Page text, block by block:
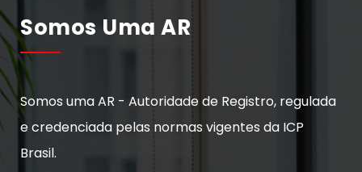
Somos Uma AR
Somos uma AR - Autoridade de Registro, regulada
e credenciada pelas normas vigentes da ICP
Brasil.